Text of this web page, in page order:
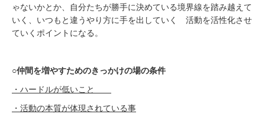
ゃないかとか、自分たちが勝手に決めている境界線を踏み越えて
いく、いつもと違うやり方に手を出していく 活動を活性化させ
ていくポイントになる。
○仲間を増やすためのきっかけの場の条件
・ハードルが低いこと
・活動の本質が体現されている事